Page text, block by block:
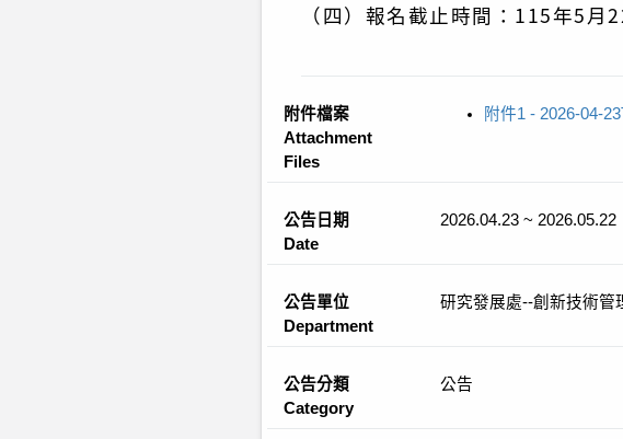
（四）報名截止時間：115年5月
附件檔案
Attachment
Files
附件1 - 2026-04-
公告日期
Date
2026.04.23 ~ 2026.05.22
公告單位
Department
研究發展處--創新技術管
公告分類
Category
公告